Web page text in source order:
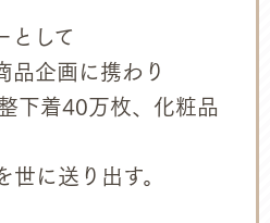
として
品企画に携わり
下着40万枚、化粧品
世に送り出す。